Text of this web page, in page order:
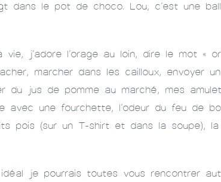
dans le pot de choco. Lou, c’est une
vie, j’adore l’orage au loin, dire le mot «
marcher dans les cailloux, envoyer
du jus de pomme au marché, mes
avec une fourchette, l’odeur du feu de
pois (sur un T-shirt et dans la soupe),
je pourrais toutes vous rencontrer